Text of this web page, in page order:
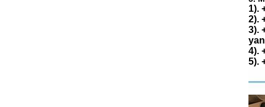
1).
2).
3).
4).
5).